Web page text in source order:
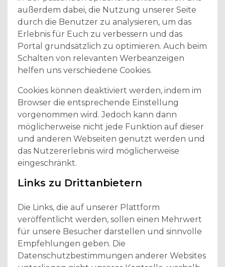
außerdem dabei, die Nutzung unserer Seite
durch die Benutzer zu analysieren, um das
Erlebnis für Euch zu verbessern und das
Portal grundsätzlich zu optimieren. Auch beim
Schalten von relevanten Werbeanzeigen
helfen uns verschiedene Cookies.
Cookies können deaktiviert werden, indem im
Browser die entsprechende Einstellung
vorgenommen wird. Jedoch kann dann
möglicherweise nicht jede Funktion auf dieser
und anderen Webseiten genutzt werden und
das Nutzererlebnis wird möglicherweise
eingeschränkt.
Links zu Drittanbietern
Die Links, die auf unserer Plattform
veröffentlicht werden, sollen einen Mehrwert
für unsere Besucher darstellen und sinnvolle
Empfehlungen geben. Die
Datenschutzbestimmungen anderer Websites